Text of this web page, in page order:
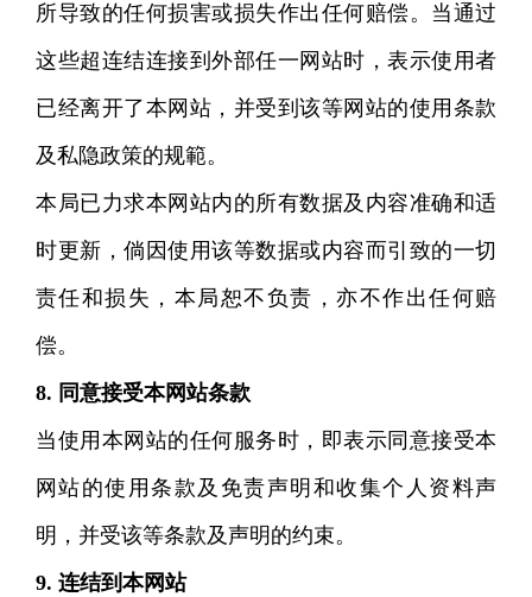
所导致的任何损害或损失作出任何赔偿。当通过
这些超连结连接到外部任一网站时，表示使用者
已经离开了本网站，并受到该等网站的使用条款
及私隐政策的规範。
本局已力求本网站内的所有数据及内容准确和适
时更新，倘因使用该等数据或内容而引致的一切
责任和损失，本局恕不负责，亦不作出任何赔
偿。
8. 同意接受本网站条款
当使用本网站的任何服务时，即表示同意接受本
网站的使用条款及免责声明和收集个人资料声
明，并受该等条款及声明的约束。
9. 连结到本网站